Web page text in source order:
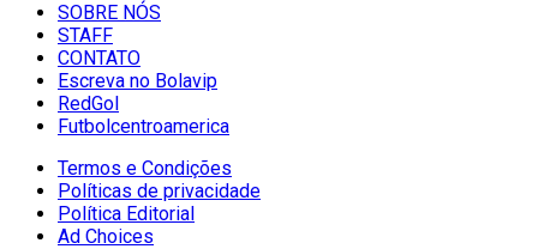
SOBRE NÓS
STAFF
CONTATO
Escreva no Bolavip
RedGol
Futbolcentroamerica
Termos e Condições
Políticas de privacidade
Política Editorial
Ad Choices